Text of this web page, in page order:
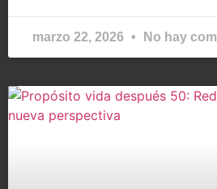
marzo 22, 2026 No hay